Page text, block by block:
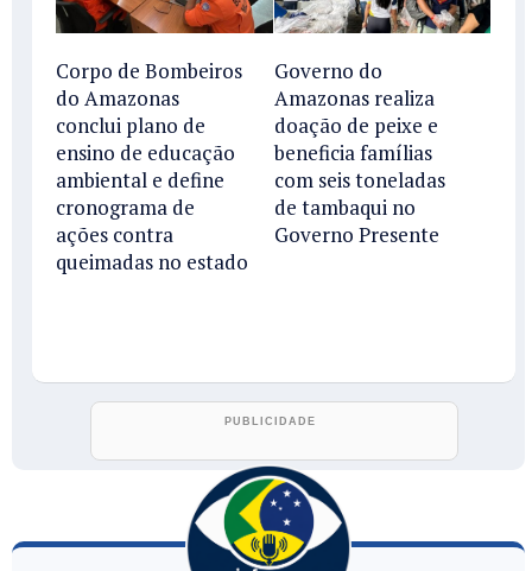
Corpo de Bombeiros
do Amazonas
conclui plano de
ensino de educação
ambiental e define
cronograma de
ações contra
queimadas no estado
Governo do
Amazonas realiza
doação de peixe e
beneficia famílias
com seis toneladas
de tambaqui no
Governo Presente